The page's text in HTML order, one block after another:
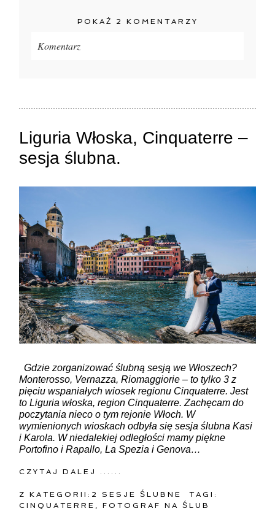
POKAŻ 2 KOMENTARZY
Komentarz
ZAMIEŚĆ KOMENTARZ
Liguria Włoska, Cinquaterre –
sesja ślubna.
Gdzie zorganizować ślubną sesją we Włoszech?
Monterosso, Vernazza, Riomaggiorie – to tylko 3 z
pięciu wspaniałych wiosek regionu Cinquaterre. Jest
to Liguria włoska, region Cinquaterre. Zachęcam do
poczytania nieco o tym rejonie Włoch. W
wymienionych wioskach odbyła się sesja ślubna Kasi
i Karola. W niedalekiej odległości mamy piękne
Portofino i Rapallo, La Spezia i Genova…
CZYTAJ DALEJ ......
Z KATEGORII: 2 SESJE ŚLUBNE
TAGI:
CINQUATERRE
,FOTOGRAF NA ŚLUB